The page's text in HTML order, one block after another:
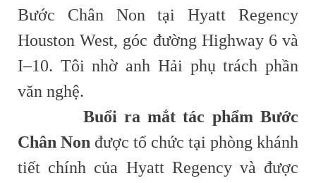
Bước Chân Non tại Hyatt Regency
Houston West, góc đường Highway 6 và
I–10. Tôi nhờ anh Hải phụ trách phần
văn nghệ.
Buổi ra mắt tác phẩm Bước
Chân Non được tổ chức tại phòng khánh
tiết chính của Hyatt Regency và được